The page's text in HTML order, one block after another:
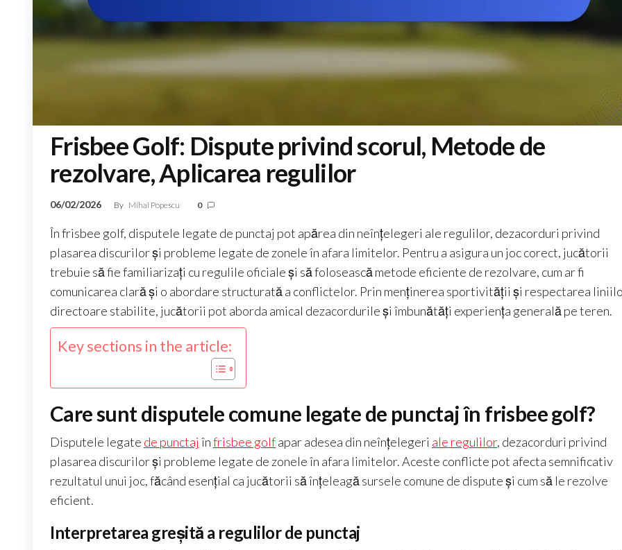
Frisbee Golf: Dispute privind scorul, Metode de
rezolvare, Aplicarea regulilor
06/02/2026 By Mihai Popescu 0
În frisbee golf, disputele legate de punctaj pot apărea din neînțelegeri ale regulilor, dezacorduri privind
plasarea discurilor și probleme legate de zonele în afara limitelor. Pentru a asigura un joc corect, jucătorii
trebuie să fie familiarizați cu regulile oficiale și să folosească metode eficiente de rezolvare, cum ar fi
comunicarea clară și o abordare structurată a conflictelor. Prin menținerea sportivității și respectarea
directoare stabilite, jucătorii pot aborda amical dezacordurile și îmbunătăți experiența generală pe teren.
Key sections in the article:
Care sunt disputele comune legate de punctaj în frisbee golf?
Disputele legate de punctaj înfrisbee golfapar adesea din neînțelegeri ale regulilor, dezacorduri privind
plasarea discurilor și probleme legate de zonele în afara limitelor. Aceste conflicte pot afecta semnificativ
rezultatul unui joc, făcând esențial ca jucătorii să înțeleagă sursele comune de dispute și cum să le rezolve
eficient.
Interpretarea greșită a regulilor de punctaj